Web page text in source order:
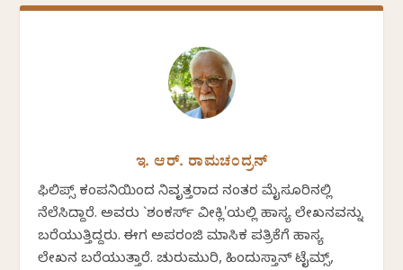
ಇ. ಆರ್. ರಾಮಚಂದ್ರನ್
ಫಿಲಿಪ್ಸ್ ಕಂಪನಿಯಿಂದ ನಿವೃತ್ತರಾದ ನಂತರ ಮೈಸೂರಿನಲ್ಲಿ
ನೆಲೆಸಿದ್ದಾರೆ. ಅವರು `ಶಂಕರ್ಸ್ ವೀಕ್ಲಿ'ಯಲ್ಲಿ ಹಾಸ್ಯ ಲೇಖನವನ್ನು
ಬರೆಯುತ್ತಿದ್ದರು. ಈಗ ಅಪರಂಜಿ ಮಾಸಿಕ ಪತ್ರಿಕೆಗೆ ಹಾಸ್ಯ
ಲೇಖನ ಬರೆಯುತ್ತಾರೆ. ಚುರುಮುರಿ, ಹಿಂದುಸ್ತಾನ್ ಟೈಮ್ಸ್,